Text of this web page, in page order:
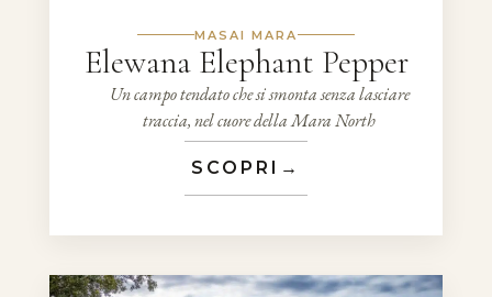
MASAI MARA
Elewana Elephant Pepper
Un campo tendato che si smonta senza lasciare
traccia, nel cuore della Mara North
SCOPRI →